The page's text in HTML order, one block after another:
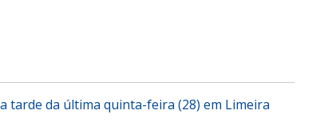
tarde da última quinta-feira (28) em Limeira